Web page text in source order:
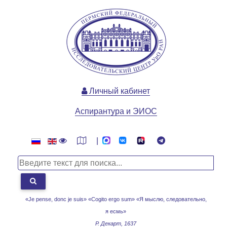
«Je pense, donc je suis» «Cogito ergo sum» «Я мыслю, следовательно,
я есмь»
Р. Декарт, 1637
Личный кабинет
Аспирантура и ЭИОС